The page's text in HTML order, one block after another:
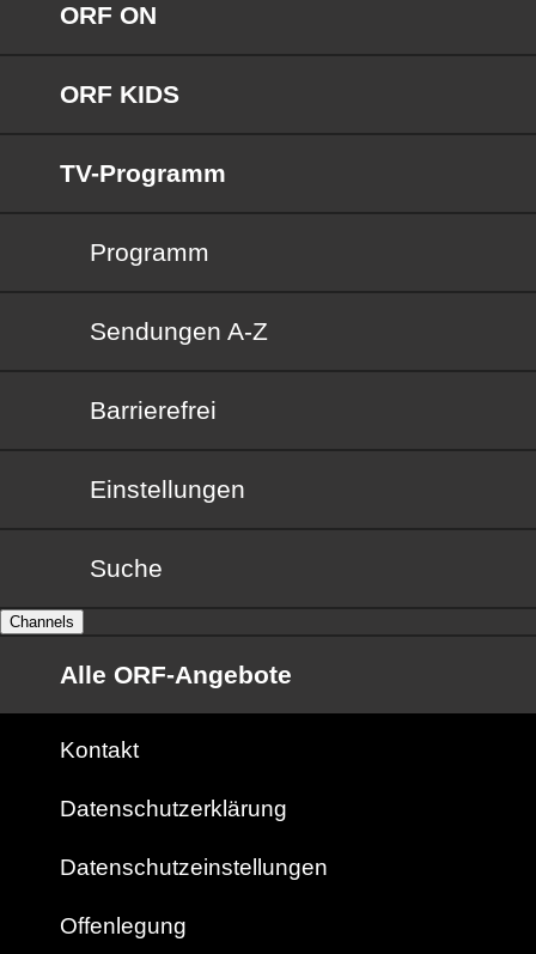
ORF ON
ORF KIDS
TV-Programm
Programm
Sendungen von A bis Z
Sendungen A-Z
Barrierefrei
Barrierefrei
Einstellungen
Suche
Channels
Alle ORF-Angebote
Kontakt
Datenschutzerklärung
Datenschutzeinstellungen
Offenlegung